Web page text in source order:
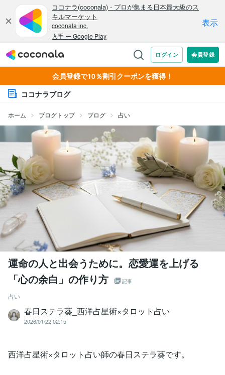
会員登録で10％割引クーポンを獲得！
ココナラブログ
ホーム ブログトップ ブログ 占い
運命の人と出会うために。恋愛運を上げる
「心の余白」の作り方
記事
占い
春日ステラ葵_西洋占星術×タロット占い
2026/01/22 02:15
西洋占星術×タロット占い師の春日ステラ葵です。